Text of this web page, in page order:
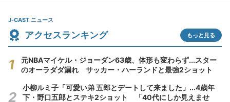
J-CAST ニュース
アクセスランキング もっと見る
元NBAマイケル・ジョーダン63歳、体形も変わらず...スター
のオーラダダ漏れ サッカー・ハーランドと最強2ショット
小柳ルミ子「可愛い弟 五郎とデートして来ました」...4歳年
下・野口五郎とステキ2ショット 「40代にしか見えませ